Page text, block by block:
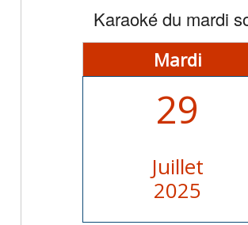
Karaoké du mardi
Mardi
29
Juillet
2025